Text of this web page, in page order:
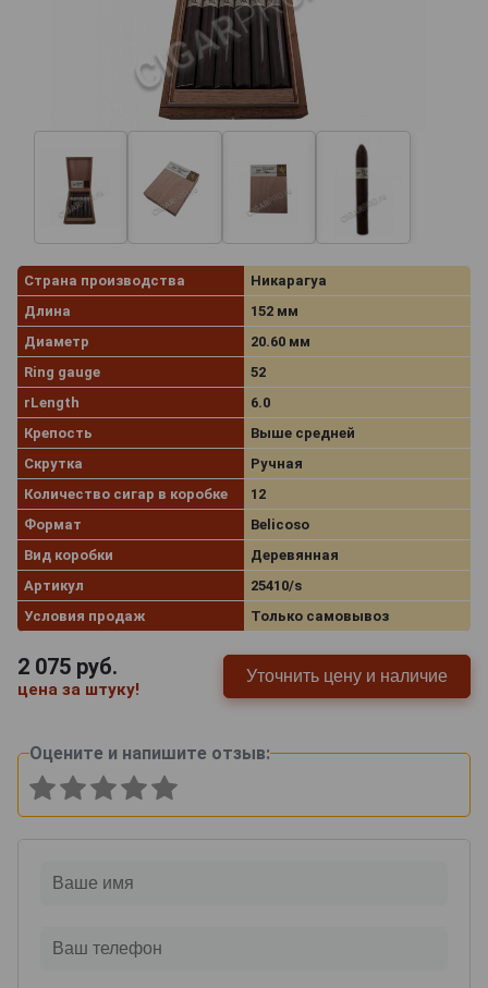
Страна производства
Никарагуа
Длина
152 мм
Диаметр
20.60 мм
Ring gauge
52
rLength
6.0
Крепость
Выше средней
Скрутка
Ручная
Количество сигар в коробке
12
Формат
Belicoso
Вид коробки
Деревянная
Артикул
25410/s
Условия продаж
Только самовывоз
2 075 руб.
цена за штуку!
Уточнить цену и наличие
Оцените и напишите отзыв: